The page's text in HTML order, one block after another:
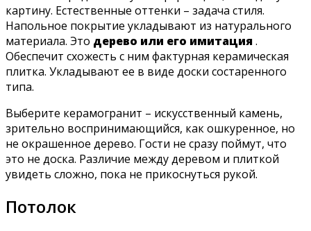
картину. Естественные оттенки – задача стиля.
Напольное покрытие укладывают из натурального
материала. Это дерево или его имитация.
Обеспечит схожесть с ним фактурная керамическая
плитка. Укладывают ее в виде доски состаренного
типа.
Выберите керамогранит – искусственный камень,
зрительно воспринимающийся, как ошкуренное, но
не окрашенное дерево. Гости не сразу поймут, что
это не доска. Различие между деревом и плиткой
увидеть сложно, пока не прикоснуться рукой.
Потолок